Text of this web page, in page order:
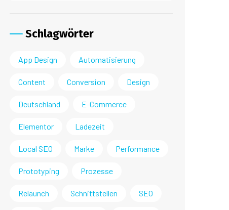
Schlagwörter
App Design Automatisierung
Content Conversion Design
Deutschland E-Commerce
Elementor Ladezeit
Local SEO Marke Performance
Prototyping Prozesse
Relaunch Schnittstellen SEO